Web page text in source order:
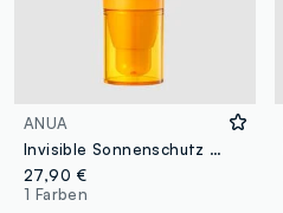
ANUA
Invisible Sonnenschutz mit mattem Finish 50 ml | Anua K-Pop Demon Hunters
27,90 €
1 Farben